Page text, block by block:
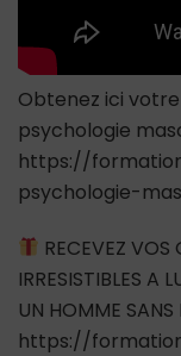
Obtenez ici
psychologie
https://
psychologie-
RECEVEZ VOS
IRRESISTIBLES A
UN HOMME SANS
https://